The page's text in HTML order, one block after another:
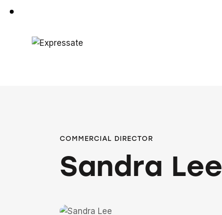
COMMERCIAL DIRECTOR
Sandra Lee